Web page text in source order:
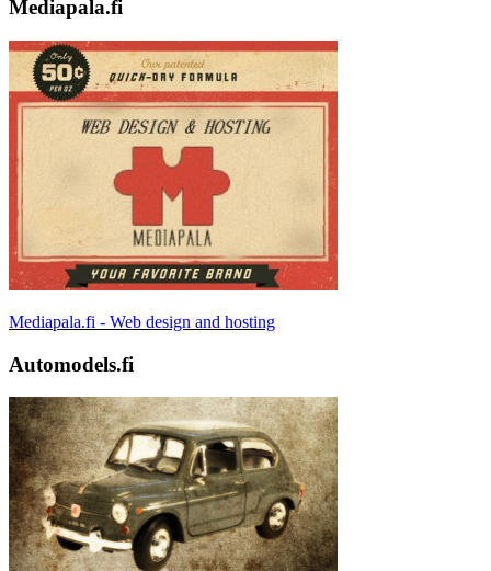
Mediapala.fi
Mediapala.fi - Web design and hosting
Automodels.fi